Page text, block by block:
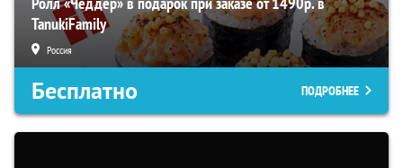
TanukiFamily
Россия
Бесплатно ПОДРОБНЕЕ